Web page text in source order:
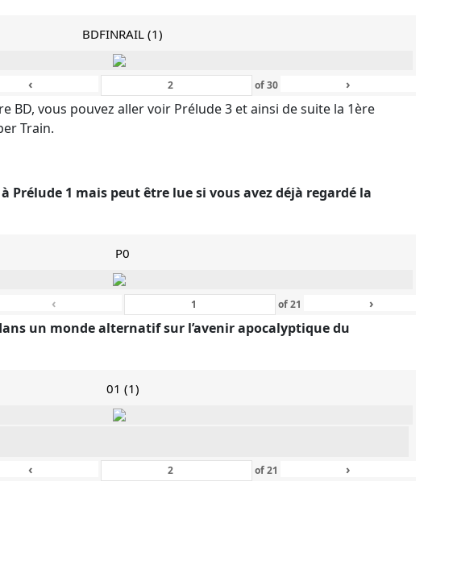
BDFINRAIL (1)
‹ of30 ›
BD, vous pouvez aller voir Prélude 3 et ainsi de suite la 1ère
Train.
Prélude 1 mais peut être lue si vous avez déjà regardé la
P0
‹ of21 ›
un monde alternatif sur l’avenir apocalyptique du
01 (1)
‹ of21 ›